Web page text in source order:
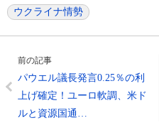
ウクライナ情勢
前の記事
パウエル議長発言0.25％の利
上げ確定！ユーロ軟調、米ド
ルと資源国通…